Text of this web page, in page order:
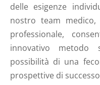
delle esigenze
nostro team medico,
professionale,
innovativo metodo
possibilità di una
prospettive di